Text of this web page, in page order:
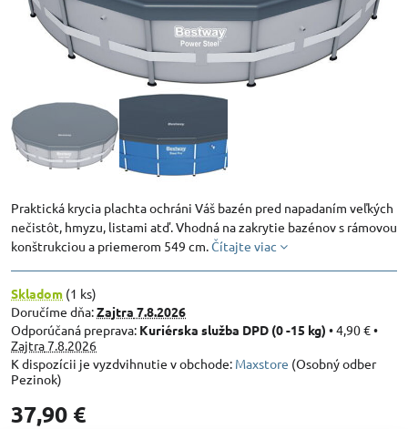
Praktická krycia plachta ochráni Váš bazén pred napadaním veľkých
nečistôt, hmyzu, listami atď. Vhodná na zakrytie bazénov s rámovou
konštrukciou a priemerom 549 cm.Čítajte viac
Skladom (1 ks)
Doručíme dňa:Zajtra 7.8.2026
Kuriérska služba DPD (0 -15 kg) •4,90 €•
Zajtra7.8.2026
Maxstore (Osobný odber
Pezinok)
37,90 €